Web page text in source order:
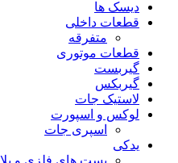
دیسک ها
قطعات داخلی
متفرقه
قطعات موتوری
گیربست
گیربکس
لاستیک جات
لوکس و اسپورت
اسپری جات
یدکی
بست های فلزی و